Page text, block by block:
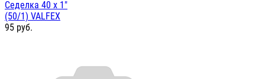
Седелка 40 х 1"
(50/1) VALFEX
95 руб.